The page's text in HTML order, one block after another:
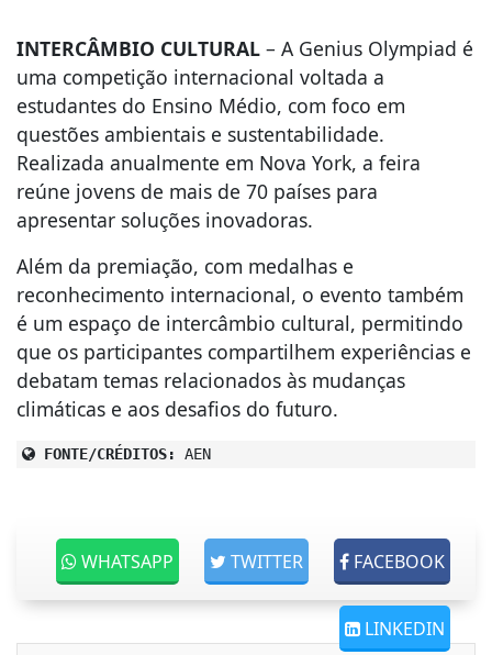
INTERCÂMBIO CULTURAL – A Genius Olympiad é
uma competição internacional voltada a
estudantes do Ensino Médio, com foco em
questões ambientais e sustentabilidade.
Realizada anualmente em Nova York, a feira
reúne jovens de mais de 70 países para
apresentar soluções inovadoras.
Além da premiação, com medalhas e
reconhecimento internacional, o evento também
é um espaço de intercâmbio cultural, permitindo
que os participantes compartilhem experiências e
debatam temas relacionados às mudanças
climáticas e aos desafios do futuro.
FONTE/CRÉDITOS: AEN
FACEBOOK
TWITTER
WHATSAPP
LINKEDIN